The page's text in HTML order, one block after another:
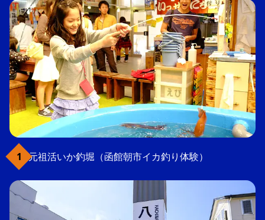
元祖活いか釣堀（函館朝市イカ釣り体験）